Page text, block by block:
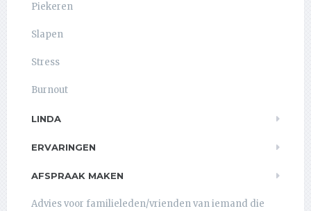
Piekeren
Slapen
Stress
Burnout
LINDA
ERVARINGEN
AFSPRAAK MAKEN
Advies voor familieleden/vrienden van iemand die